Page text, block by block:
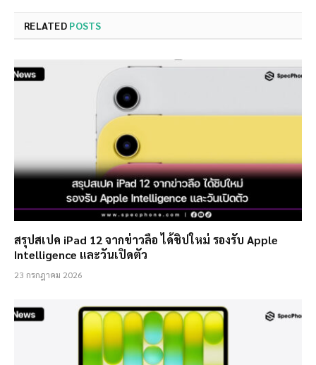
RELATED POSTS
สรุปสเปค iPad 12 จากข่าวลือ ได้ชิปใหม่ รองรับ Apple
Intelligence และวันเปิดตัว
23 กรกฎาคม 2026